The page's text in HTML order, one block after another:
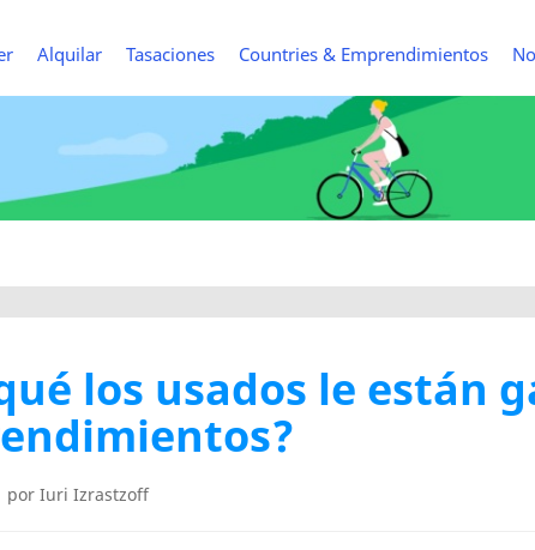
Alquilar Tasaciones Countries & Emprendimientos
los usados le están
por Iuri Izrastzoff